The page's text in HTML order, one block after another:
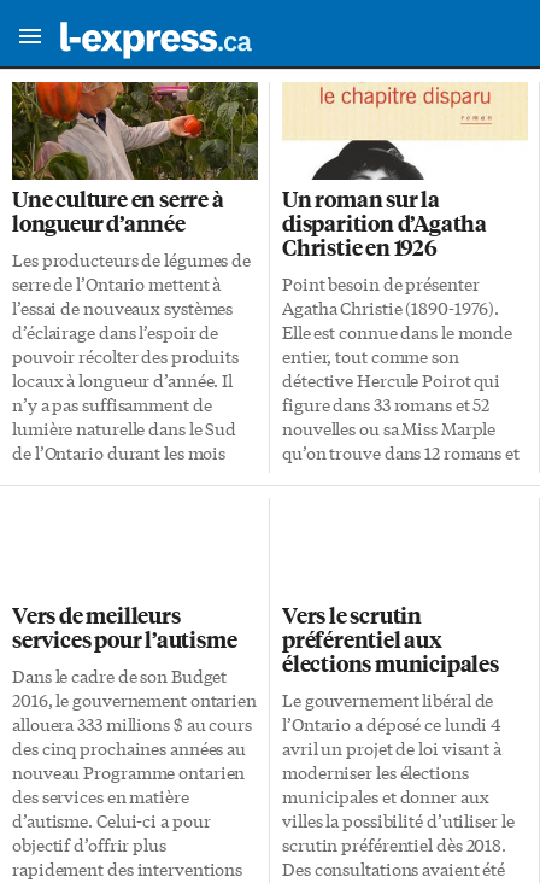
Une culture en serre à
longueur d’année
Les producteurs de légumes de
serre de l’Ontario mettent à
l’essai de nouveaux systèmes
d’éclairage dans l’espoir de
pouvoir récolter des produits
locaux à longueur d’année. Il
n’y a pas suffisamment de
lumière naturelle dans le Sud
de l’Ontario durant les mois
(OGVG) à obtenir du
financement par le biais du
Programme ontarien
d’innovation agricole (POIA)
pour des projets de recherche
visant à évaluer l’efficacité de
systèmes d’éclairage d’appoint
utilisant des lampes au sodium
[…]
Un roman sur la
disparition d’Agatha
Christie en 1926
Point besoin de présenter
Agatha Christie (1890-1976).
Elle est connue dans le monde
entier, tout comme son
détective Hercule Poirot qui
figure dans 33 romans et 52
nouvelles ou sa Miss Marple
qu’on trouve dans 12 romans et
Christie, le chapitre disparu et
note avant le premier chapitre
que «Ceci est une histoire vraie.
Mais ceci est un roman.»
L’histoire est écrite au «je» et
Agatha Christie nous raconte ce
qui s’est passé du 3 au […]
Vers de meilleurs
services pour l’autisme
Dans le cadre de son Budget
2016, le gouvernement ontarien
allouera 333 millions $ au cours
des cinq prochaines années au
nouveau Programme ontarien
des services en matière
d’autisme. Celui-ci a pour
objectif d’offrir plus
rapidement des interventions
Vers le scrutin
préférentiel aux
élections municipales
Le gouvernement libéral de
l’Ontario a déposé ce lundi 4
avril un projet de loi visant à
moderniser les élections
municipales et donner aux
villes la possibilité d’utiliser le
scrutin préférentiel dès 2018.
Des consultations avaient été